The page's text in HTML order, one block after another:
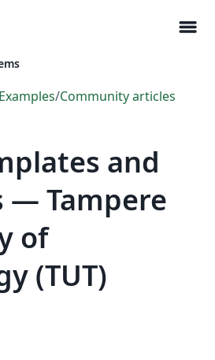
menu
Examples/Community articles
and
— Tampere
of
(TUT)